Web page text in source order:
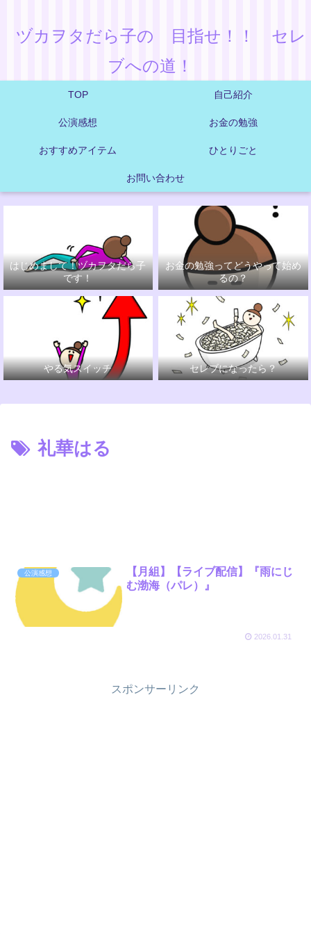
ヅカヲタだら子の 目指せ！！ セレ
ブへの道！
TOP 自己紹介
公演感想 お金の勉強
おすすめアイテム ひとりごと
お問い合わせ
はじめまして！ヅカヲタだら子
です！
お金の勉強ってどうやって始め
るの？
やる気スイッチ セレブになったら？
礼華はる
公演感想
【月組】【ライブ配信】『雨にじ
む渤海（パレ）』
2026.01.31
スポンサーリンク